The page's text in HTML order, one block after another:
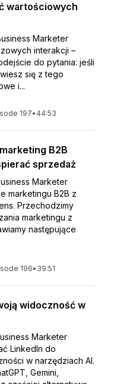
wartościowych
Marketer
interakcji –
do pytania: jeśli
się z tego
i...
197• 44:53
B2B
sprzedaż
Marketer
marketingu B2B z
Przechodzimy
marketingu z
następujące
196• 39:51
widoczność w
Marketer
LinkedIn do
w narzędziach AI.
Gemini,